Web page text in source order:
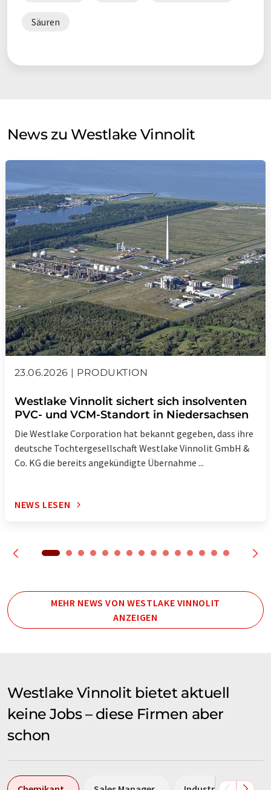
Säuren
News zu Westlake Vinnolit
23.06.2026 | PRODUKTION
Westlake Vinnolit sichert sich insolventen
PVC- und VCM-Standort in Niedersachsen
Die Westlake Corporation hat bekannt gegeben, dass ihre
deutsche Tochtergesellschaft Westlake Vinnolit GmbH &
Co. KG die bereits angekündigte Übernahme ...
NEWS LESEN
MEHR NEWS VON WESTLAKE VINNOLIT
ANZEIGEN
Westlake Vinnolit bietet aktuell
keine Jobs – diese Firmen aber
schon